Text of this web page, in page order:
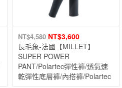
NT$4,580 NT$3,600
長毛象-法國【MILLET】
SUPER POWER
PANT/Polartec彈性褲/透氣速
乾彈性底層褲/內搭褲/Polartec